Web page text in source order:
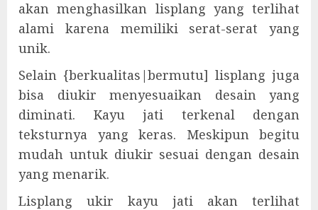
akan menghasilkan lisplang yang terlihat
alami karena memiliki serat-serat yang
unik.
Selain {berkualitas|bermutu] lisplang juga
bisa diukir menyesuaikan desain yang
diminati. Kayu jati terkenal dengan
teksturnya yang keras. Meskipun begitu
mudah untuk diukir sesuai dengan desain
yang menarik.
Lisplang ukir kayu jati akan terlihat